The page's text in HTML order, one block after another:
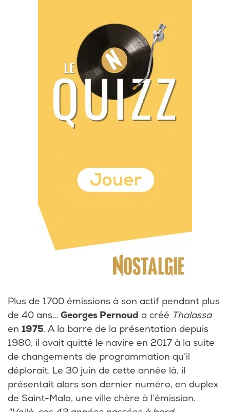
Plus de 1700 émissions à son actif pendant plus
de 40 ans… Georges Pernoud a créé Thalassa
en 1975. A la barre de la présentation depuis
1980, il avait quitté le navire en 2017 à la suite
de changements de programmation qu’il
déplorait. Le 30 juin de cette année là, il
présentait alors son dernier numéro, en duplex
de Saint-Malo, une ville chère à l’émission.